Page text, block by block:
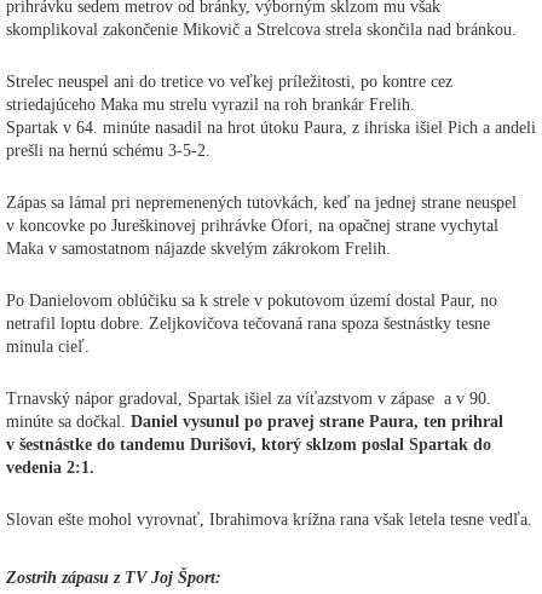
prihrávku sedem metrov od bránky, výborným sklzom mu však
skomplikoval zakončenie Mikovič a Strelcova strela skončila nad bránkou.
Strelec neuspel ani do tretice vo veľkej príležitosti, po kontre cez
striedajúceho Maka mu strelu vyrazil na roh brankár Frelih.
Spartak v 64. minúte nasadil na hrot útoku Paura, z ihriska išiel Pich a andeli
prešli na hernú schému 3-5-2.
Zápas sa lámal pri nepremenených tutovkách, keď na jednej strane neuspel
v koncovke po Jureškinovej prihrávke Ofori, na opačnej strane vychytal
Maka v samostatnom nájazde skvelým zákrokom Frelih.
Po Danielovom oblúčiku sa k strele v pokutovom území dostal Paur, no
netrafil loptu dobre. Zeljkovičova tečovaná rana spoza šestnástky tesne
minula cieľ.
Trnavský nápor gradoval, Spartak išiel za víťazstvom v zápase a v 90.
minúte sa dočkal. Daniel vysunul po pravej strane Paura, ten prihral
v šestnástke do tandemu Durišovi, ktorý sklzom poslal Spartak do
vedenia 2:1.
Slovan ešte mohol vyrovnať, Ibrahimova krížna rana však letela tesne vedľa.
Zostrih zápasu z TV Joj Šport: